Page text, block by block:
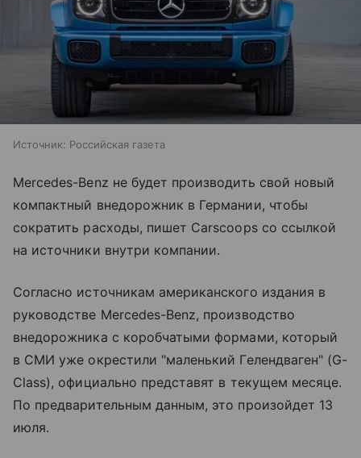
Источник: Российская газета
Mercedes-Benz не будет производить свой новый
компактный внедорожник в Германии, чтобы
сократить расходы, пишет Carscoops со ссылкой
на источники внутри компании.
Согласно источникам американского издания в
руководстве Mercedes-Benz, производство
внедорожника с коробчатыми формами, который
в СМИ уже окрестили "маленький Гелендваген" (G-
Class), официально представят в текущем месяце.
По предварительным данным, это произойдет 13
июля.